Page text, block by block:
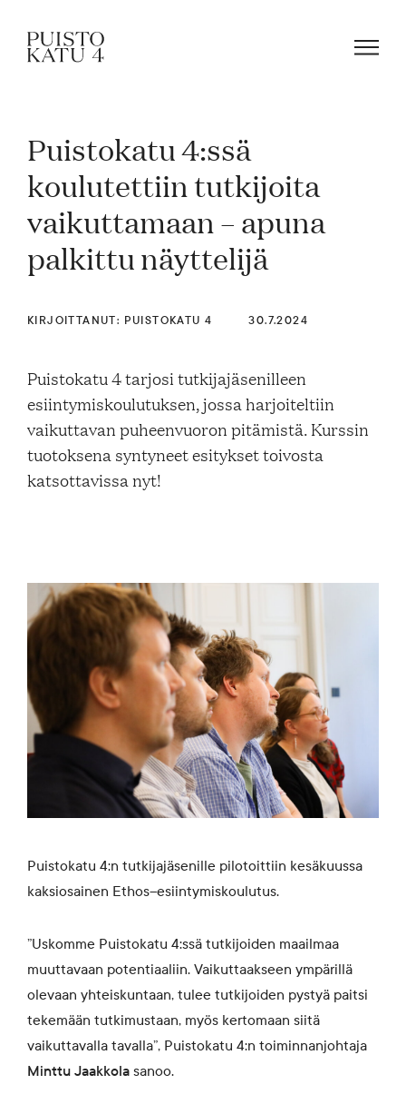
Mistä kyse?
Yhteisömme
Blogi
FI SV SME
Puistokatu 4:ssä
koulutettiin tutkijoita
vaikuttamaan – apuna
palkittu näyttelijä
KIRJOITTANUT: PUISTOKATU 4 30.7.2024
Puistokatu 4 tarjosi tutkijajäsenilleen
esiintymiskoulutuksen, jossa harjoiteltiin
vaikuttavan puheenvuoron pitämistä. Kurssin
tuotoksena syntyneet esitykset toivosta
katsottavissa nyt!
Puistokatu 4:n tutkijajäsenille pilotoittiin kesäkuussa
kaksiosainen Ethos–esiintymiskoulutus.
”Uskomme Puistokatu 4:ssä tutkijoiden maailmaa
muuttavaan potentiaaliin. Vaikuttaakseen ympärillä
olevaan yhteiskuntaan, tulee tutkijoiden pystyä paitsi
tekemään tutkimustaan, myös kertomaan siitä
vaikuttavalla tavalla”, Puistokatu 4:n toiminnanjohtaja
Minttu Jaakkola sanoo.